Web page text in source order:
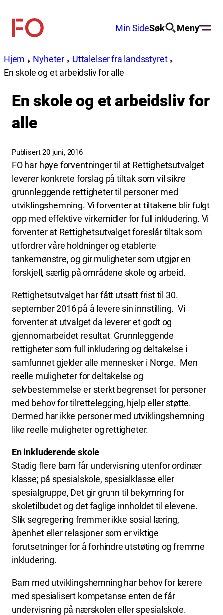
innhold
FO
Min SideSøk Meny
Hjem Nyheter
Uttalelser fra landsstyret
En skole og et arbeidsliv for alle
En skole og et arbeidsliv for
alle
Publisert 20 juni, 2016
FO har høye forventninger til at Rettighetsutvalget
leverer konkrete forslag på tiltak som vil sikre
grunnleggende rettigheter til personer med
utviklingshemning. Vi forventer at tiltakene blir fulgt
opp med effektive virkemidler for full inkludering. Vi
forventer at Rettighetsutvalget foreslår tiltak som
utfordrer våre holdninger og etablerte
tankemønstre, og gir muligheter som utgjør en
forskjell, særlig på områdene skole og arbeid.
Rettighetsutvalget har fått utsatt frist til 30.
september 2016 på å levere sin innstilling. Vi
forventer at utvalget da leverer et godt og
gjennomarbeidet resultat. Grunnleggende
rettigheter som full inkludering og deltakelse i
samfunnet gjelder alle mennesker i Norge. Men
reelle muligheter for deltakelse og
selvbestemmelse er sterkt begrenset for personer
med behov for tilrettelegging, hjelp eller støtte.
Dermed har ikke personer med utviklingshemning
like reelle muligheter og rettigheter.
En inkluderende skole
Stadig flere barn får undervisning utenfor ordinær
klasse; på spesialskole, spesialklasse eller
spesialgruppe, Det gir grunn til bekymring for
skoletilbudet og det faglige innholdet til elevene.
Slik segregering fremmer ikke sosial læring,
åpenhet eller relasjoner som er viktige
forutsetninger for å forhindre utstøting og fremme
inkludering.
Barn med utviklingshemning har behov for lærere
med spesialisert kompetanse enten de får
undervisning på nærskolen eller spesialskole.